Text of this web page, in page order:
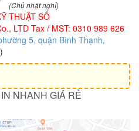
(Chủ nhật nghỉ)
THUẬT SỐ
LTD Tax / MST: 0310 989 626
5, quận Bình Thạnh,
NHANH GIÁ RẺ